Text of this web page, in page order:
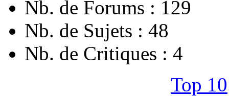
Nb. de Forums : 129
Nb. de Sujets : 48
Nb. de Critiques : 4
Top 10